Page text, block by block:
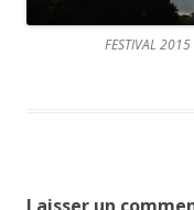
FESTIVAL 2015
Laisser un